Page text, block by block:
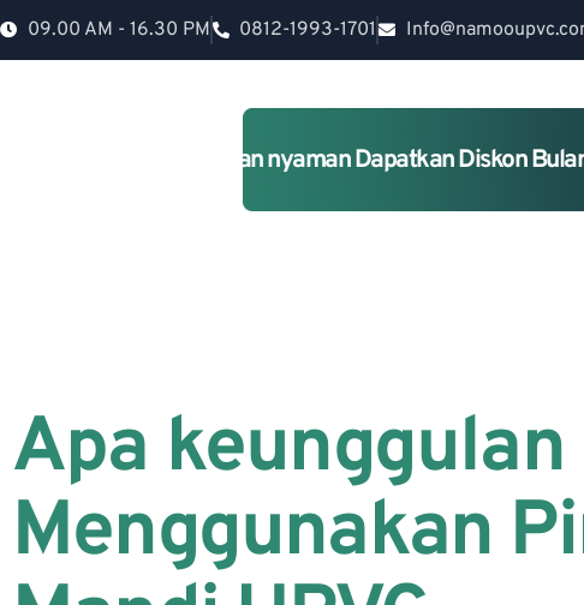
09.00 AM - 16.30 PM 0812-1993-1701
Rumah lebih Aman dan nyaman Dapatkan Diskon
Apa keunggulan
Menggunakan